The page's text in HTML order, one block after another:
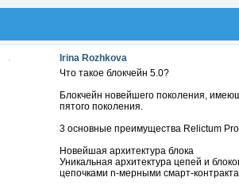
Irina Rozhkova
Что такое блокчейн 5.0?
Блокчейн новейшего поколения,
пятого поколения.
3 основные преимущества Relictum
Новейшая архитектура блока
Уникальная архитектура цепей и
цепочками n-мерными смарт-